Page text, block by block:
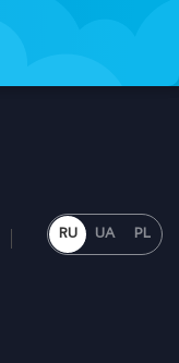
RU UA PL